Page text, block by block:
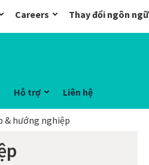
Careers Thay đổi ngôn ngữ
Hỗ trợ Liên hệ
& hướng nghiệp